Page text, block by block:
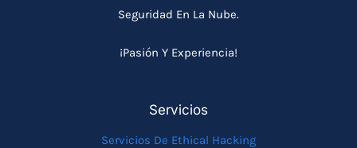
Seguridad En La Nube.
¡Pasión Y Experiencia!
Servicios
Servicios De Ethical Hacking